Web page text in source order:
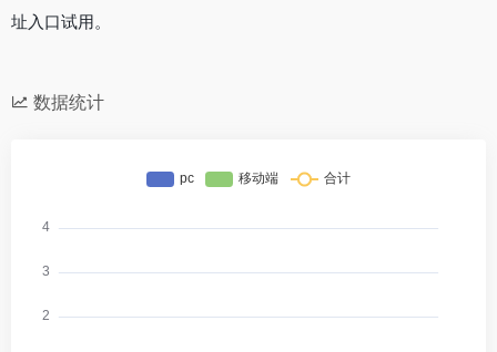
址入口试用。
数据统计